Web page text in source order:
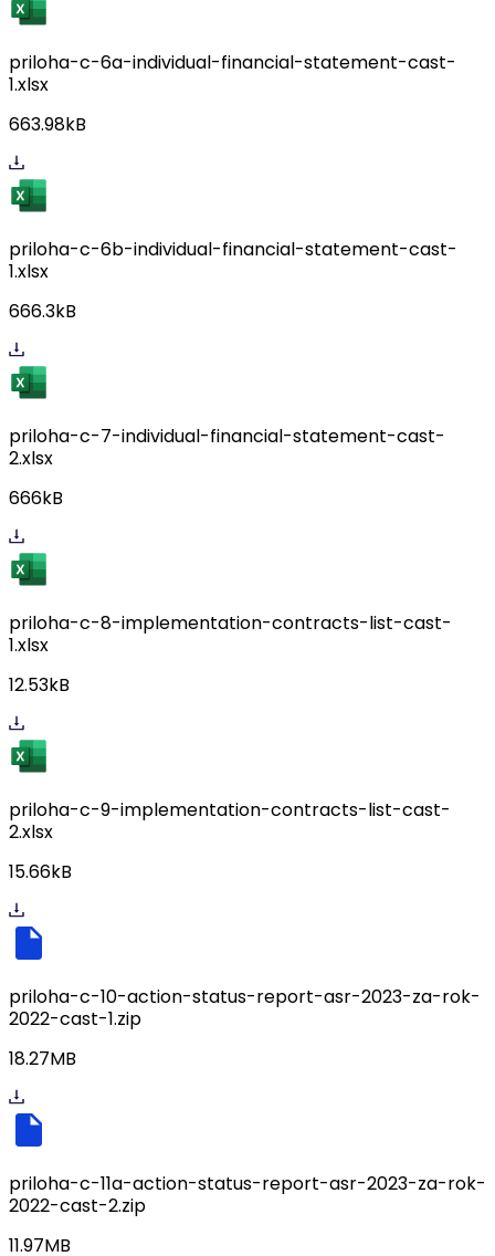
priloha-c-6a-individual-financial-statement-cast-
1.xlsx
663.98kB
priloha-c-6b-individual-financial-statement-cast-
1.xlsx
666.3kB
priloha-c-7-individual-financial-statement-cast-
2.xlsx
666kB
priloha-c-8-implementation-contracts-list-cast-
1.xlsx
12.53kB
priloha-c-9-implementation-contracts-list-cast-
2.xlsx
15.66kB
priloha-c-10-action-status-report-asr-2023-za-rok-
2022-cast-1.zip
18.27MB
priloha-c-11a-action-status-report-asr-2023-za-rok-
2022-cast-2.zip
11.97MB